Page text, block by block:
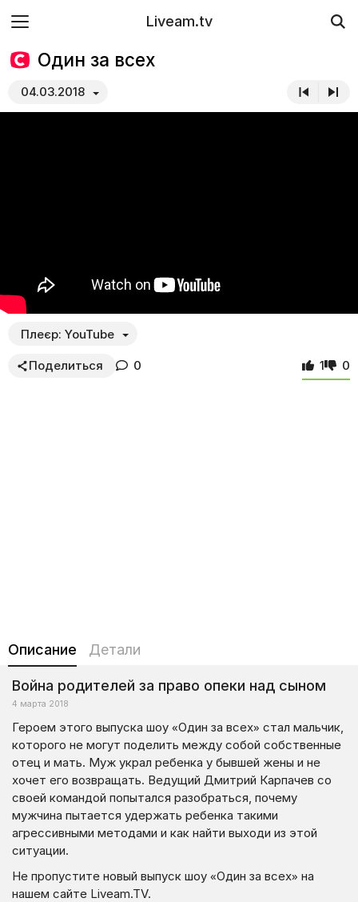
Liveam.tv
Один за всех
04.03.2018
Плеєр: YouTube
Поделиться 0 1 0
Описание Детали
Война родителей за право опеки над сыном
4 марта 2018
Героем этого выпуска шоу «Один за всех» стал мальчик,
которого не могут поделить между собой собственные
отец и мать. Муж украл ребенка у бывшей жены и не
хочет его возвращать. Ведущий Дмитрий Карпачев со
своей командой попытался разобраться, почему
мужчина пытается удержать ребенка такими
агрессивными методами и как найти выходи из этой
ситуации.
Не пропустите новый выпуск шоу «Один за всех» на
нашем сайте Liveam.TV.